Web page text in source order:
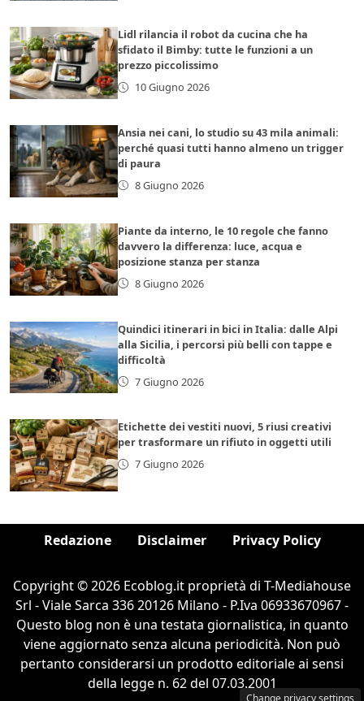
Lidl rilancia il robot da cucina che ha
sfidato il Bimby: tutte le funzioni a un
prezzo piccolissimo
10 Giugno 2026
Ansia nei cani, lo studio su 43 mila animali:
perché quasi tutti hanno almeno un trigger
di paura
8 Giugno 2026
Piante da interno, le 10 regole che fanno
davvero la differenza: luce, acqua e
posizione stanza per stanza
8 Giugno 2026
Quindici itinerari in bici in Italia: dalle Alpi
alla Sicilia, i percorsi più belli con tappe e
difficoltà
7 Giugno 2026
Etichette dei vestiti nuovi, 5 riusi creativi
per trasformare un rifiuto in oggetti utili
7 Giugno 2026
Redazione Disclaimer Privacy Policy
Copyright © 2026 Ecoblog.it proprietà di T-Mediahouse
Srl - Viale Sarca 336 20126 Milano - P.Iva 06933670967 -
Questo blog non è una testata giornalistica, in quanto
viene aggiornato senza alcuna periodicità. Non può
pertanto considerarsi un prodotto editoriale ai sensi
della legge n. 62 del 07.03.2001
Change privacy settings